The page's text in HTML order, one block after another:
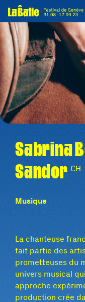
Sabrina
Sandor CH
Musique
La chanteuse
fait partie des
prometteuses du
univers musical
approche
production crée